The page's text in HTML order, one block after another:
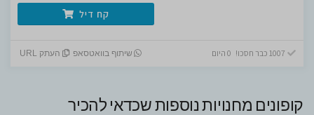
קח דיל
שיתוף בוואטסאפ העתק URL
קופונים מחנויות נוספות שכדאי להכיר